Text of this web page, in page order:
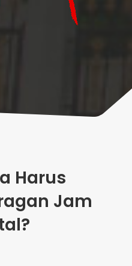
Harus
Jam